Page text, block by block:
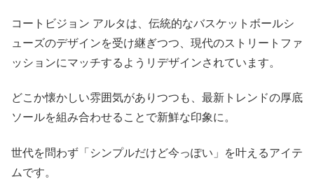
コートビジョン アルタは、伝統的なバスケットボールシ
ューズのデザインを受け継ぎつつ、現代のストリートファ
ッションにマッチするようリデザインされています。
どこか懐かしい雰囲気がありつつも、最新トレンドの厚底
ソールを組み合わせることで新鮮な印象に。
世代を問わず「シンプルだけど今っぽい」を叶えるアイテ
ムです。